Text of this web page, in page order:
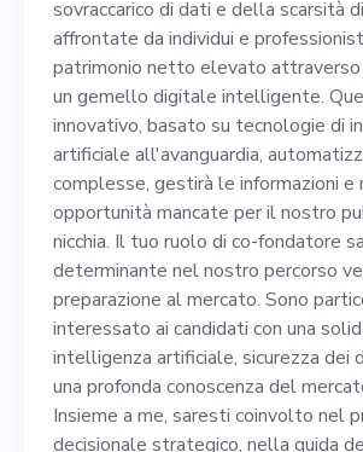
gemello digitale
Questo prodotto
basato su
intelligenza
all'avanguardia,
automatizzerà
complesse, gestirà
informazioni e
opportunità
nostro pubblico di
sovraccarico di dati e della scarsità
affrontate da individui e
patrimonio netto elevato attraverso
un gemello digitale intelligente.
innovativo, basato su tecnologie di
artificiale all'avanguardia,
complesse, gestirà le informazioni e
opportunità mancate per il nostro
nicchia. Il tuo ruolo di co-fondatore
determinante nel nostro percorso
preparazione al mercato. Sono
interessato ai candidati con una
intelligenza artificiale, sicurezza dei
una profonda conoscenza del
Insieme a me, saresti coinvolto nel
decisionale strategico, nella guida